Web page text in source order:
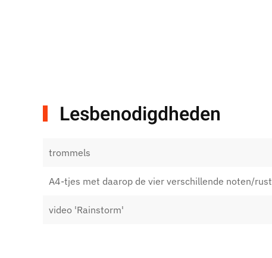
Lesbenodigdheden
trommels
A4-tjes met daarop de vier verschillende noten/rust
video 'Rainstorm'